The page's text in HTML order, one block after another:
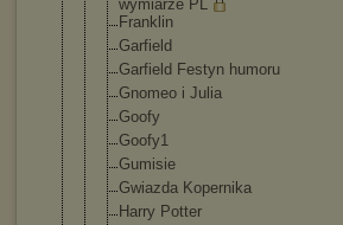
wymiarze PL
Franklin
Garfield
Garfield Festyn humoru
Gnomeo i Julia
Goofy
Goofy1
Gumisie
Gwiazda Kopernika
Harry Potter